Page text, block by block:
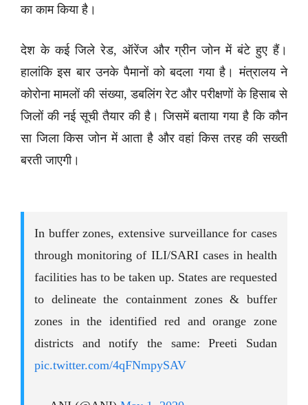
का काम किया है।
देश के कई जिले रेड, ऑरेंज और ग्रीन जोन में बंटे हुए हैं।
हालांकि इस बार उनके पैमानों को बदला गया है। मंत्रालय ने
कोरोना मामलों की संख्या, डबलिंग रेट और परीक्षणों के हिसाब से
जिलों की नई सूची तैयार की है। जिसमें बताया गया है कि कौन
सा जिला किस जोन में आता है और वहां किस तरह की सख्ती
बरती जाएगी।
In buffer zones, extensive surveillance for cases
through monitoring of ILI/SARI cases in health
facilities has to be taken up. States are requested
to delineate the containment zones & buffer
zones in the identified red and orange zone
districts and notify the same: Preeti Sudan
pic.twitter.com/4qFNmpySAV